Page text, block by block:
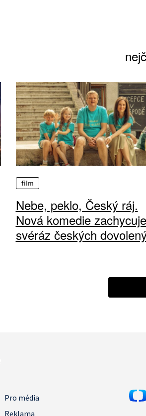
film
Nebe, peklo, Český ráj.
Nová komedie zachycuje
svéráz českých
Pro média
Reklama